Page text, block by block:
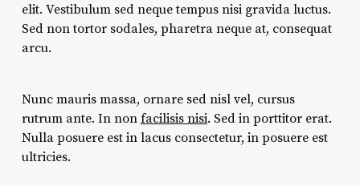
elit. Vestibulum sed neque tempus nisi gravida luctus.
Sed non tortor sodales, pharetra neque at, consequat
arcu.
Nunc mauris massa, ornare sed nisl vel, cursus
rutrum ante. In non facilisis nisi. Sed in porttitor erat.
Nulla posuere est in lacus consectetur, in posuere est
ultricies.